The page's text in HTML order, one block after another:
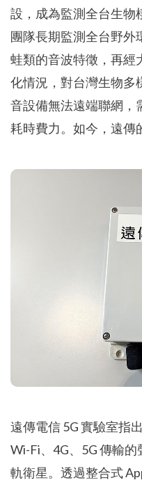
設，成為監測全台生物
團隊長期監測全台野外
蛙類的音波特徵，再經
化情況，對台灣生物多
音設備無法遠端聯網，
耗時費力。如今，遠傳
遠傳電信 5G 實驗室指
Wi-Fi、4G、5G 傳輸
軌衛星。透過整合式